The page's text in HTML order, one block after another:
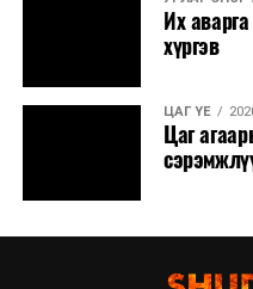
Их
хүргэв
ЦАГ ҮЕ
Цаг